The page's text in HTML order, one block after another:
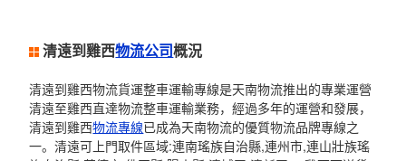
清遠到雞西物流公司概況
清遠到雞西物流貨運整車運輸專線是天南物流推出的專業運營
清遠至雞西直達物流整車運輸業務，經過多年的運營和發展，
清遠到雞西物流專線已成為天南物流的優質物流品牌專線之
一。清遠可上門取件區域:連南瑤族自治縣,連州市,連山壯族瑤